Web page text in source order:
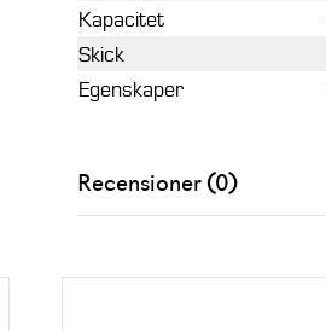
Kapacitet
Skick
Egenskaper
Recensioner (0)